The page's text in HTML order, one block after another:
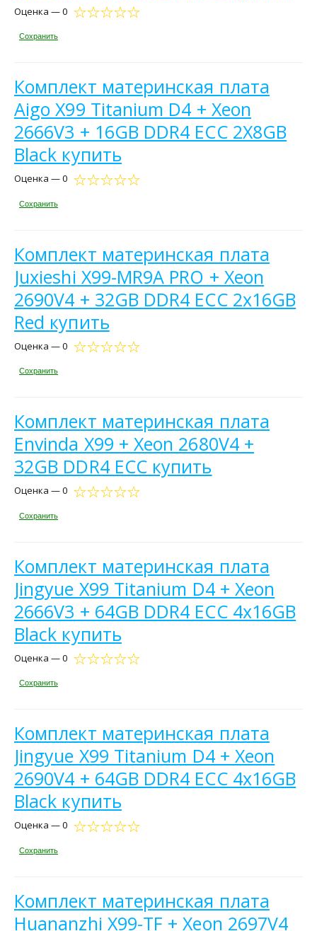
Оценка — 0
Сохранить
Комплект материнская плата
Aigo X99 Titanium D4 + Xeon
2666V3 + 16GB DDR4 ECC 2X8GB
Black купить
Оценка — 0
Сохранить
Комплект материнская плата
Juxieshi X99-MR9A PRO + Xeon
2690V4 + 32GB DDR4 ECC 2x16GB
Red купить
Оценка — 0
Сохранить
Комплект материнская плата
Envinda X99 + Xeon 2680V4 +
32GB DDR4 ECC купить
Оценка — 0
Сохранить
Комплект материнская плата
Jingyue X99 Titanium D4 + Xeon
2666V3 + 64GB DDR4 ECC 4x16GB
Black купить
Оценка — 0
Сохранить
Комплект материнская плата
Jingyue X99 Titanium D4 + Xeon
2690V4 + 64GB DDR4 ECC 4x16GB
Black купить
Оценка — 0
Сохранить
Комплект материнская плата
Huananzhi X99-TF + Xeon 2697V4